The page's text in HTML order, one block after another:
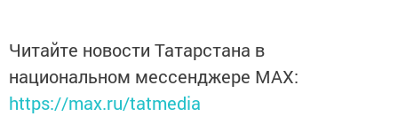
Читайте новости Татарстана в
национальном мессенджере MАХ:
https://max.ru/tatmedia